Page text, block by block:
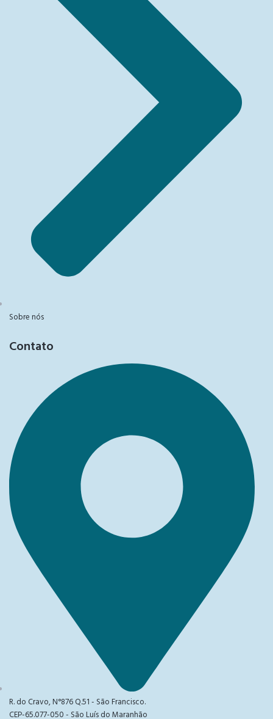
Sobre nós
Contato
R. do Cravo, N°876 Q.51 - São Francisco.
CEP-65.077-050 - São Luís do Maranhão